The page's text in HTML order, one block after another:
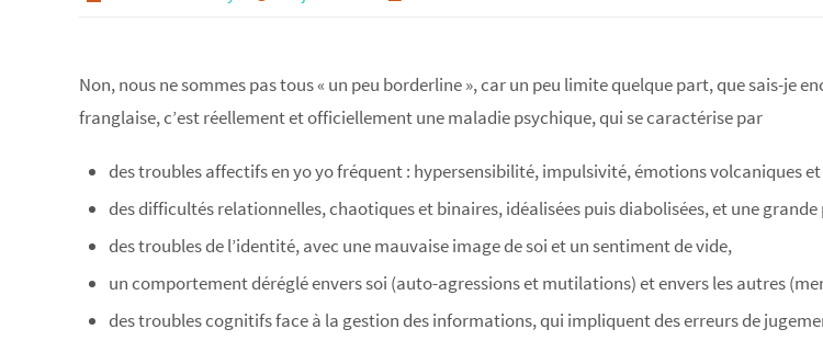
Non, nous ne sommes pas tous « un peu borderline », car un peu limite quelque part, que sais-je
franglaise, c’est réellement et officiellement une maladie psychique, qui se caractérise par
des troubles affectifs en yo yo fréquent : hypersensibilité, impulsivité, émotions volcaniques
des difficultés relationnelles, chaotiques et binaires, idéalisées puis diabolisées, et une grande
des troubles de l’identité, avec une mauvaise image de soi et un sentiment de vide,
un comportement déréglé envers soi (auto-agressions et mutilations) et envers les autres
des troubles cognitifs face à la gestion des informations, qui impliquent des erreurs de